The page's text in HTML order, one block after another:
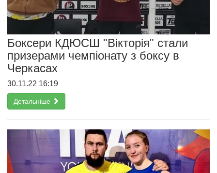
Боксери КДЮСШ "Вікторія" стали
призерами чемпіонату з боксу в
Черкасах
30.11.22 16:19
Детальніше